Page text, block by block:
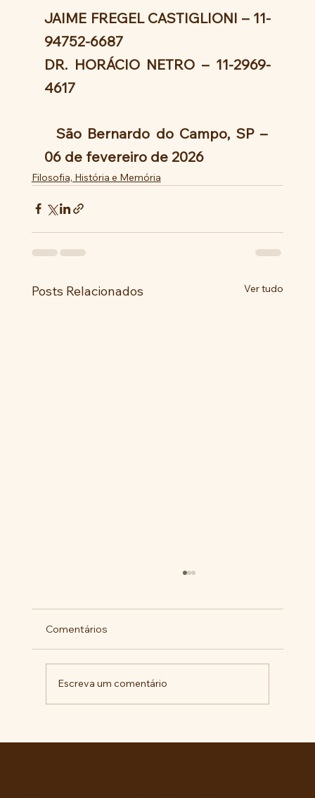
JAIME FREGEL CASTIGLIONI – 11-
94752-6687
DR. HORÁCIO NETRO – 11-2969-
4617
São Bernardo do Campo, SP –
06 de fevereiro de 2026
Filosofia, História e Memória
Posts Relacionados Ver tudo
Comentários
Escreva um comentário